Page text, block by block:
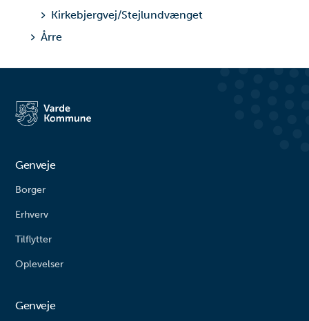
Kirkebjergvej/Stejlundvænget
Årre
Genveje
Borger
Erhverv
Tilflytter
Oplevelser
Genveje